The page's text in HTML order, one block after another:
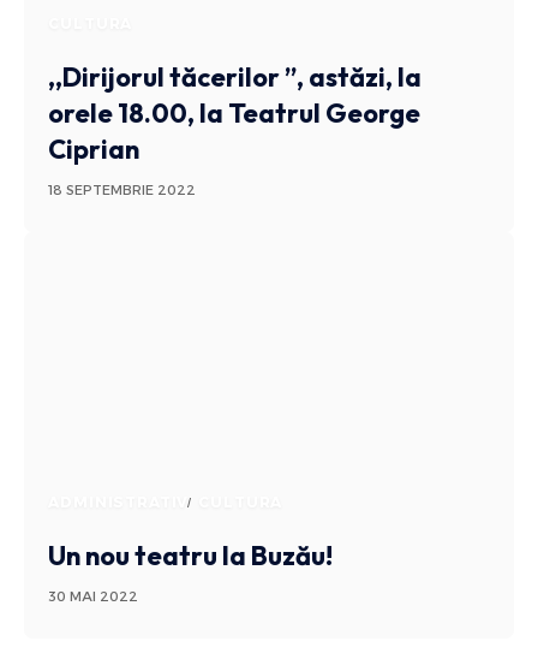
,,Dirijorul tăcerilor ”, astăzi, la
orele 18.00, la Teatrul George
Ciprian
18 SEPTEMBRIE 2022
ADMINISTRATIV
Un nou teatru la Buzău!
30 MAI 2022